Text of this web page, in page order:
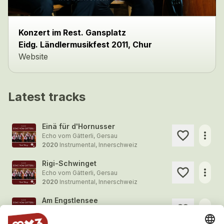
Konzert im Rest. Gansplatz
Eidg. Ländlermusikfest 2011, Chur
Website
Latest tracks
Einä für d'Hornusser
Echo vom Gätterli, Gersau
2020 Instrumental, Innerschweiz
more_horiz
Rigi-Schwinget
Echo vom Gätterli, Gersau
2020 Instrumental, Innerschweiz
more_horiz
Am Engstlensee
2020